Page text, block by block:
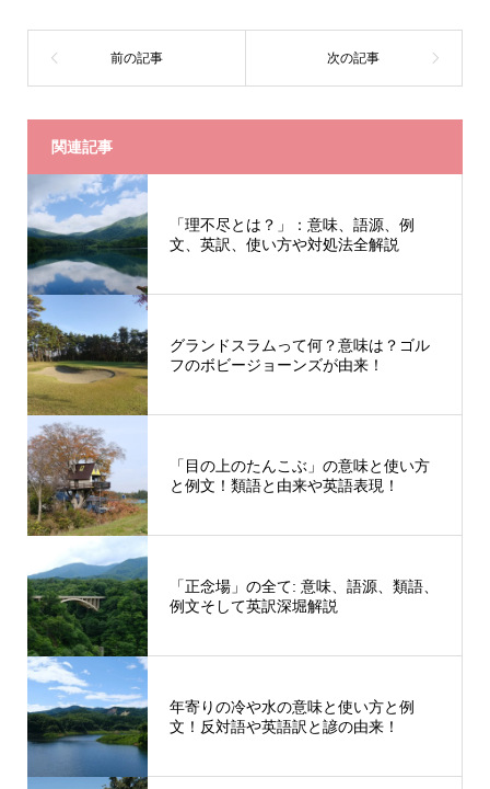
関連記事
「理不尽とは？」：意味、語源、例
文、英訳、使い方や対処法全解説
グランドスラムって何？意味は？ゴル
フのボビージョーンズが由来！
「目の上のたんこぶ」の意味と使い方
と例文！類語と由来や英語表現！
「正念場」の全て: 意味、語源、類語、
例文そして英訳深堀解説
年寄りの冷や水の意味と使い方と例
文！反対語や英語訳と諺の由来！